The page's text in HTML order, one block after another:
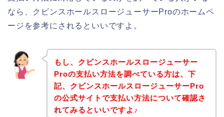
なら、クビンスホールスロージューサーProのホームペ
ージを参考にされるといいですよ。
もし、クビンスホールスロージューサー
Proの支払い方法を調べている方は、下
記、クビンスホールスロージューサーPro
の公式サイトで支払い方法について確認さ
れてみるといいですよ♪